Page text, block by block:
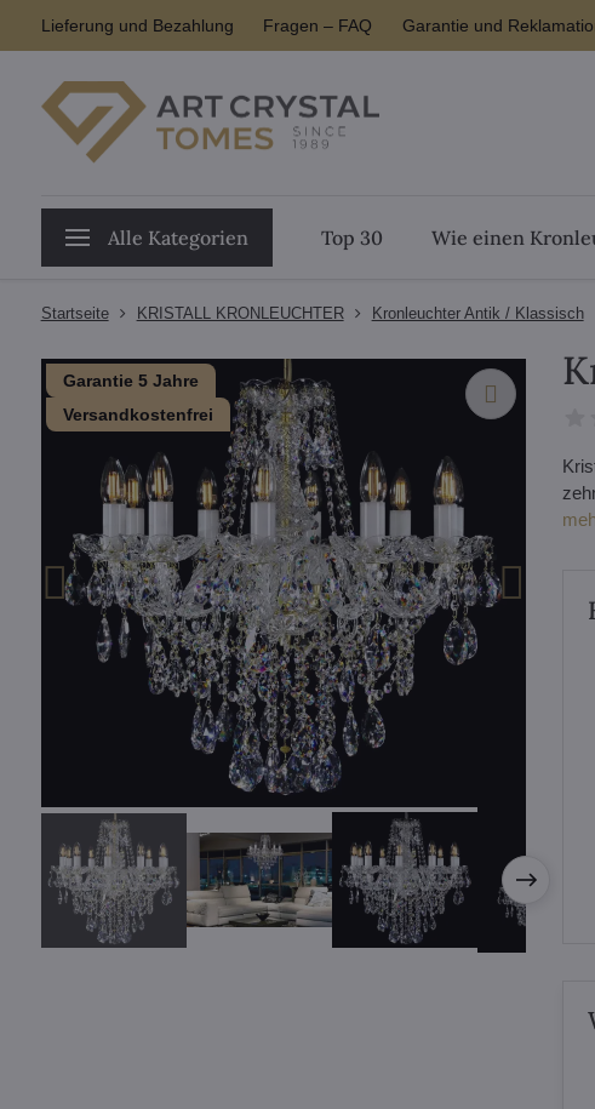
Lieferung und Bezahlung Fragen – FAQ Garantie und
Alle Kategorien Top 30 Wie einen
Startseite KRISTALL KRONLEUCHTER Kronleuchter Antik / Klassisch
Garantie 5 Jahre
Versandkostenfrei